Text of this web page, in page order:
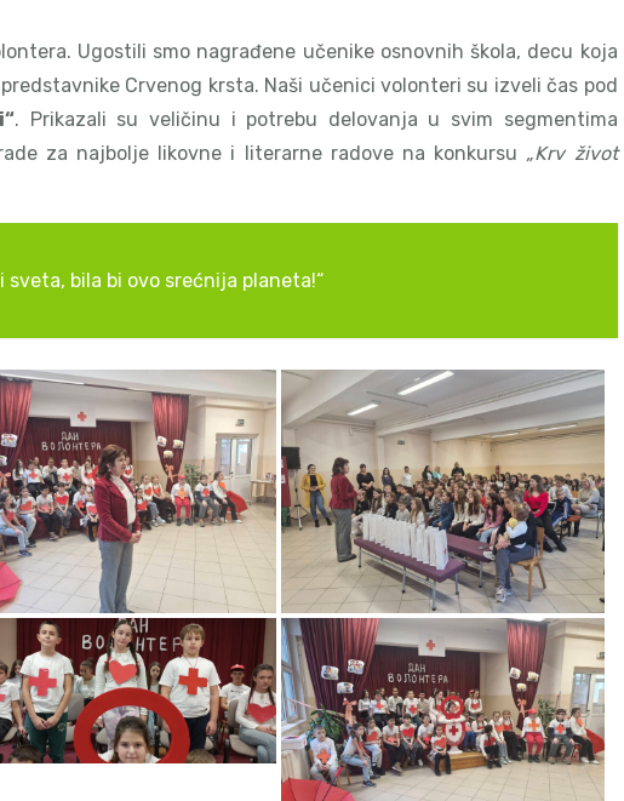
Ugostili smo nagrađene učenike osnovnih škola, decu koja
Crvenog krsta. Naši učenici volonteri su izveli čas pod
. Prikazali su veličinu i potrebu delovanja u svim segmentima
za najbolje likovne i literarne radove na konkursu „Krv život
sveta, bila bi ovo srećnija planeta!“